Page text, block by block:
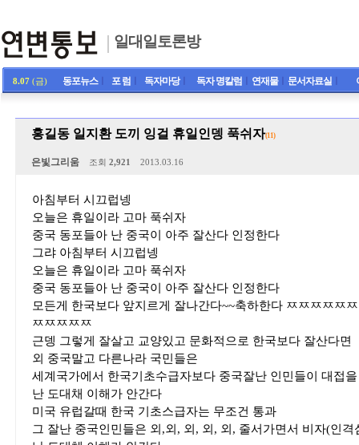
일대일토론방
8.07 (금) 동포뉴스ㅣ 포 럼 독자마당ㅣ 독자 명칼럼 연재물ㅣ 문서자료실
홍길동 일지환 도끼 잉걸 휴일인뎅 푹쉬자(11)
은빛그리움 조회 2,921 2013.03.16
아침부터 시끄럽넹
오늘은 휴일이라 고마 푹쉬자
중국 동포들아 난 중국이 아주 잘산다 인정한다
그랴 아침부터 시끄럽넹
오늘은 휴일이라 고마 푹쉬자
중국 동포들아 난 중국이 아주 잘산다 인정한다
모든게 한국보다 앞지르게 잘나간다~~축하한다 ㅉㅉㅉㅉㅉ
ㅉㅉㅉㅉㅉ
근뎅 그렇게 잘살고 교양있고 문화적으로 한국보다 잘산다면
외 중국말고 다른나라 국민들은
세계국가에서 한국기초수급자보다 중국잘난 인민들이 대접
난 도대채 이해가 안간다
미국 유럽갈때 한국 기초스급자는 무조건 통과
그 잘난 중국인민들은 외,외, 외, 외, 외, 줄서가면서 비자(인격